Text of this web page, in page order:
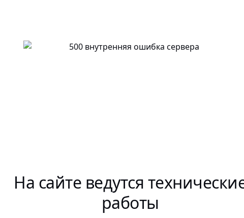
На сайте ведутся
работы